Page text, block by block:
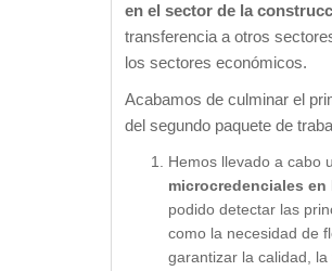
en el sector de la
transferencia a otros
los sectores económicos.
Acabamos de culminar el
del segundo paquete de
Hemos llevado a cabo
microcredenciales en
podido detectar las
como la necesidad de
garantizar la calidad,